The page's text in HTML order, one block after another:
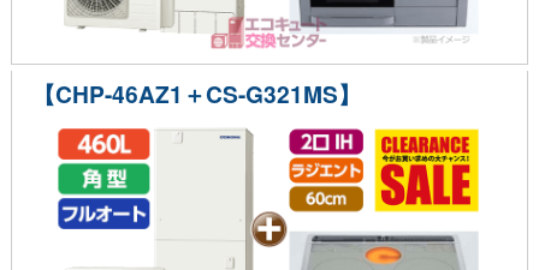
【CHP-46AZ1＋CS-G321MS】